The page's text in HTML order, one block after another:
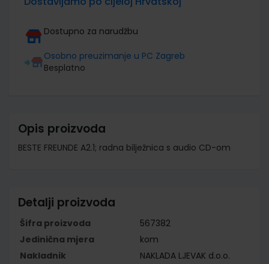
Dostupno za narudžbu
Osobno preuzimanje u PC Zagreb
Besplatno
Opis proizvoda
BESTE FREUNDE A2.1; radna bilježnica s audio CD-om
Detalji proizvoda
Šifra proizvoda
567382
Jedinična mjera
kom
Nakladnik
NAKLADA LJEVAK d.o.o.